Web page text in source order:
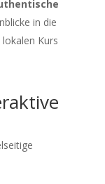
in die
Kurs